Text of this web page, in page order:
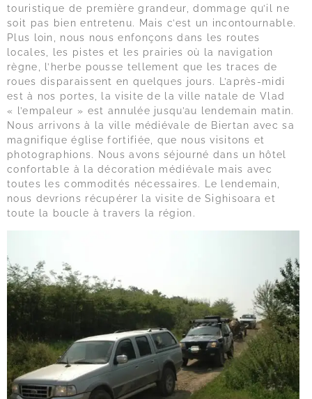
touristique de première grandeur, dommage qu’il ne
soit pas bien entretenu. Mais c’est un incontournable.
Plus loin, nous nous enfonçons dans les routes
locales, les pistes et les prairies où la navigation
règne, l’herbe pousse tellement que les traces de
roues disparaissent en quelques jours. L’après-midi
est à nos portes, la visite de la ville natale de Vlad
« l’empaleur » est annulée jusqu’au lendemain matin.
Nous arrivons à la ville médiévale de Biertan avec sa
magnifique église fortifiée, que nous visitons et
photographions. Nous avons séjourné dans un hôtel
confortable à la décoration médiévale mais avec
toutes les commodités nécessaires. Le lendemain,
nous devrions récupérer la visite de Sighisoara et
toute la boucle à travers la région.